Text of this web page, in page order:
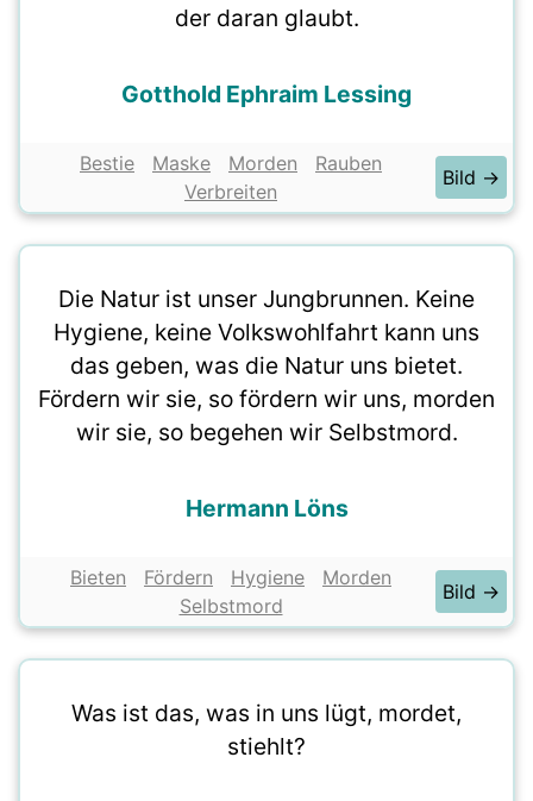
der daran glaubt.
Gotthold Ephraim Lessing
Bestie Maske Morden
Rauben
Verbreiten
Bild →
Die Natur ist unser Jungbrunnen. Keine
Hygiene, keine Volkswohlfahrt kann uns
das geben, was die Natur uns bietet.
Fördern wir sie, so fördern wir uns, morden
wir sie, so begehen wir Selbstmord.
Hermann Löns
Bieten Fördern Hygiene
Morden
Selbstmord
Bild →
Was ist das, was in uns lügt, mordet,
stiehlt?